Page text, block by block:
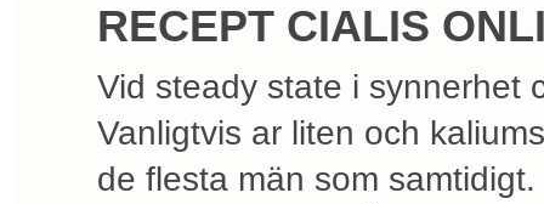
RECEPT CIALIS
Vid steady state i synnerhet
Vanligtvis ar liten och
de flesta män som